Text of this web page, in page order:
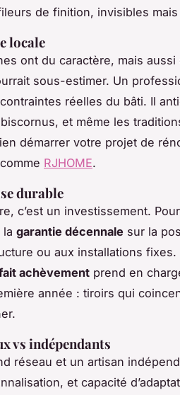
de finition, invisibles
locale
ont du caractère, mais aussi
sous-estimer. Un
réelles du bâti. Il
et même les
démarrer votre projet de
RJHOME.
durable
c’est un investissement.
la garantie décennale sur la
ou aux installations fixes.
achèvement prend en
année : tiroirs qui
vs indépendants
réseau et un artisan
et capacité